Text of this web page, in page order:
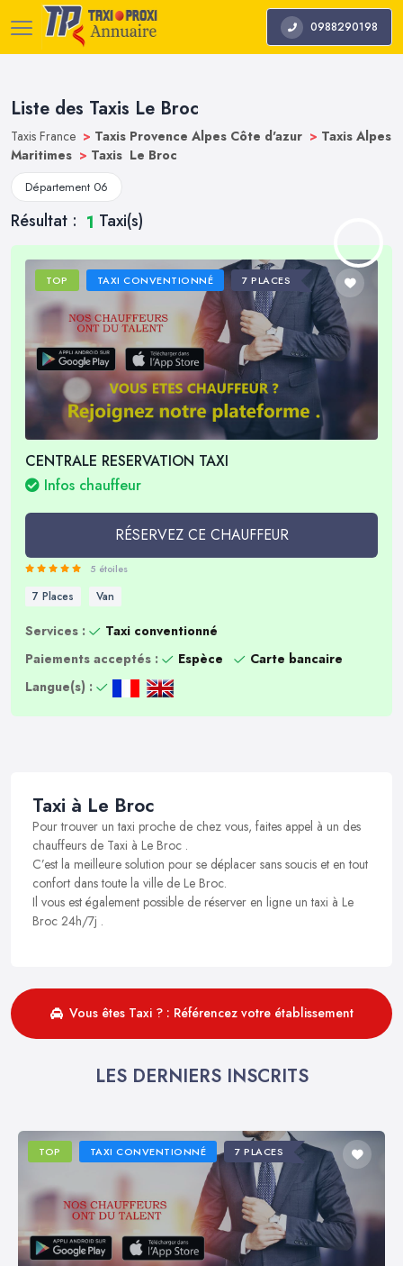
0988290198
Liste des Taxis Le Broc
Taxis France > Taxis Provence Alpes Côte d'azur > Taxis Alpes
Maritimes > Taxis Le Broc
Département 06
Résultat : 1 Taxi(s)
TOP TAXI CONVENTIONNÉ 7 PLACES
CENTRALE RESERVATION TAXI
Infos chauffeur
RÉSERVEZ CE CHAUFFEUR
5 étoiles
7 Places Van
Services :
Taxi conventionné
Paiements acceptés :
Espèce
Carte bancaire
Langue(s) :
Taxi à Le Broc
Pour trouver un taxi proche de chez vous, faites appel à un des
chauffeurs de Taxi à Le Broc .
C’est la meilleure solution pour se déplacer sans soucis et en tout
confort dans toute la ville de Le Broc.
Il vous est également possible de réserver en ligne un taxi à Le
Broc 24h/7j .
Vous êtes Taxi ? : Référencez votre établissement
LES DERNIERS INSCRITS
TOP TAXI CONVENTIONNÉ 7 PLACES